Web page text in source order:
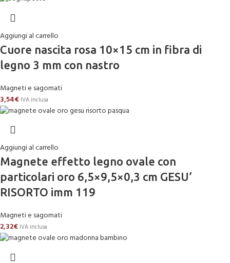
Aggiungi al carrello
Cuore nascita rosa 10×15 cm in fibra di
legno 3 mm con nastro
Magneti e sagomati
3,54€ IVA inclusa
Aggiungi al carrello
Magnete effetto legno ovale con
particolari oro 6,5×9,5×0,3 cm GESU’
RISORTO imm 119
Magneti e sagomati
2,32€ IVA inclusa